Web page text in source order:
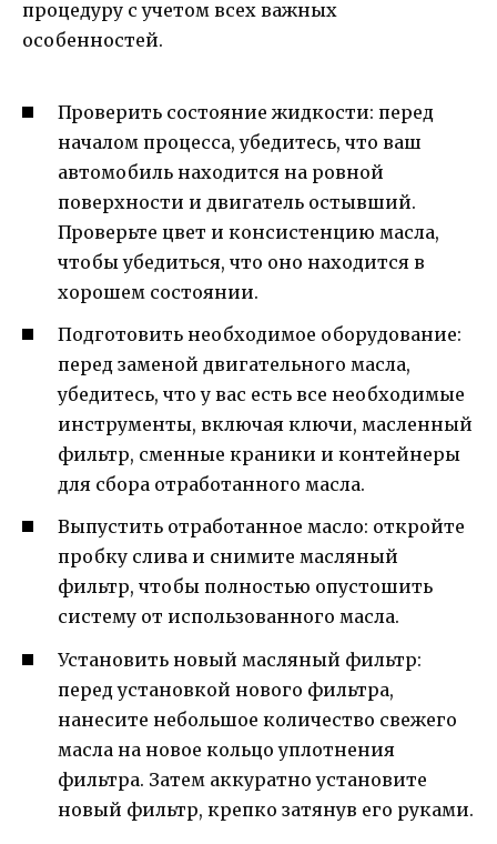
процедуру с учетом всех важных
особенностей.
Проверить состояние жидкости: перед
началом процесса, убедитесь, что ваш
автомобиль находится на ровной
поверхности и двигатель остывший.
Проверьте цвет и консистенцию масла,
чтобы убедиться, что оно находится в
хорошем состоянии.
Подготовить необходимое оборудование:
перед заменой двигательного масла,
убедитесь, что у вас есть все необходимые
инструменты, включая ключи, масленный
фильтр, сменные краники и контейнеры
для сбора отработанного масла.
Выпустить отработанное масло: откройте
пробку слива и снимите масляный
фильтр, чтобы полностью опустошить
систему от использованного масла.
Установить новый масляный фильтр:
перед установкой нового фильтра,
нанесите небольшое количество свежего
масла на новое кольцо уплотнения
фильтра. Затем аккуратно установите
новый фильтр, крепко затянув его руками.